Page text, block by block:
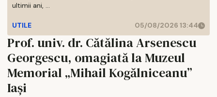
ultimii ani, ...
UTILE 05/08/2026 13:44
Prof. univ. dr. Cătălina Arsenescu
Georgescu, omagiată la Muzeul
Memorial „Mihail Kogălniceanu”
Iaşi